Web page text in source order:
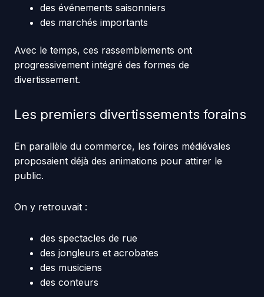
des événements saisonniers
des marchés importants
Avec le temps, ces rassemblements ont
progressivement intégré des formes de
divertissement.
Les premiers divertissements forains
En parallèle du commerce, les foires médiévales
proposaient déjà des animations pour attirer le
public.
On y retrouvait :
des spectacles de rue
des jongleurs et acrobates
des musiciens
des conteurs